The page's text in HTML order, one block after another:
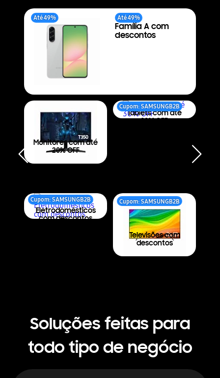
Até 49% Até 49%
Família A com
descontos
Monitores com até
20% OFF
Cupom: SAMSUNGB2B
Tablets com até
30% OFF
Cupom: SAMSUNGB2B
Eletrodomésticos
com descontos
Cupom: SAMSUNGB2B
Televisões com
descontos
Soluções feitas para
todo tipo de negócio